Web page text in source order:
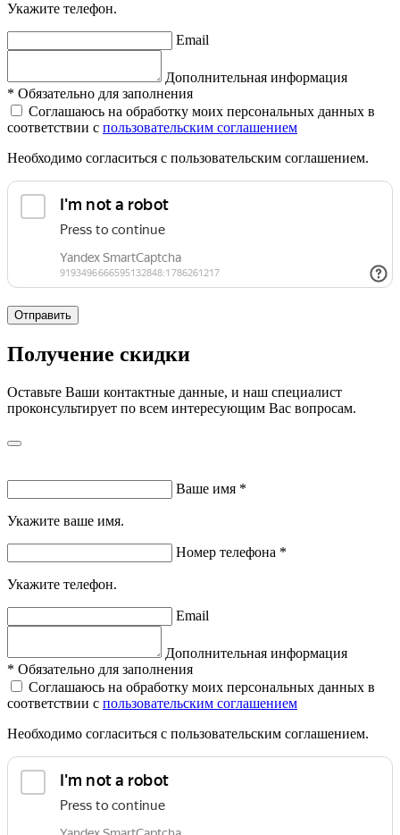
Укажите телефон.
Email
Дополнительная информация
* Обязательно для заполнения
Соглашаюсь на обработку моих персональных данных в
соответствии с пользовательским соглашением
Необходимо согласиться с пользовательским соглашением.
Отправить
Получение скидки
Оставьте Ваши контактные данные, и наш специалист
проконсультирует по всем интересующим Вас вопросам.
Ваше имя *
Укажите ваше имя.
Номер телефона *
Укажите телефон.
Email
Дополнительная информация
* Обязательно для заполнения
Соглашаюсь на обработку моих персональных данных в
соответствии с пользовательским соглашением
Необходимо согласиться с пользовательским соглашением.